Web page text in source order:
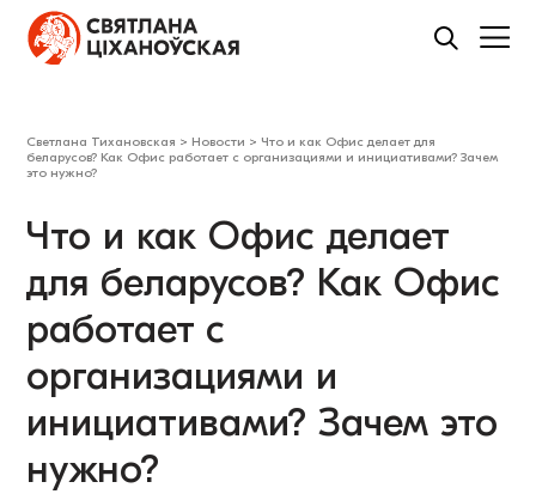
Светлана Тихановская > Новости > Что и как Офис делает для
беларусов? Как Офис работает с организациями и инициативами? Зачем
это нужно?
Что и как Офис делает
для беларусов? Как Офис
работает с
организациями и
инициативами? Зачем это
нужно?